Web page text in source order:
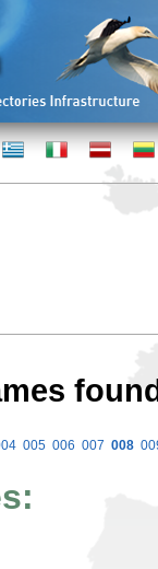
005 006 007 008